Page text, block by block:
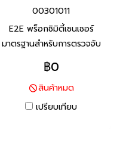
00301011
E2E พร็อกซิมิตี้เซนเซอร์
มาตรฐานสำหรับการตรวจจับ
โลหะประเภทเหล็ก ทนต่อสภาพ
แวดล้อมด้วยสายมาตราฐานที่ทำ
จาก PVC ทนน้ำมัน และพื้นผิว
ตรวจจับที่ทำจากวัสดุที่ทนต่อ
฿0
สินค้าหมด
เปรียบเทียบ